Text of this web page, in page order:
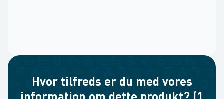
Hvor tilfreds er du med vores